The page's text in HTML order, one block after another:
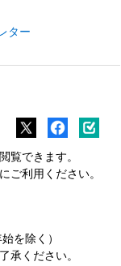
ター
覧できます。
ご利用ください。
を除く）
承ください。